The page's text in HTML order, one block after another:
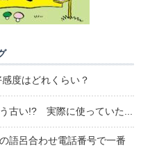
度はどれくらい？
う古い!? 実際に使っていた...
語呂合わせ電話番号で一番